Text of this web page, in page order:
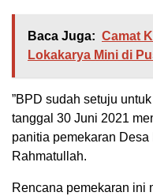
Baca Juga: Camat
Lokakarya Mini di
”BPD sudah setuju
tanggal 30 Juni 2021
panitia pemekaran Desa
Rahmatullah.
Rencana pemekaran ini